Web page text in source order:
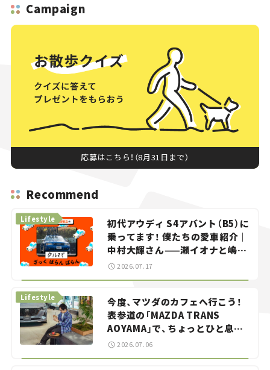
Campaign
応募はこちら！（8月31日まで）
Recommend
初代アウディ S4アバント（B5）に
乗ってます！ 僕たちの愛車紹介｜
中村大輝さん——瀬イオナと嶋田
智之の「クルマでざっくばらんば
Lifestyle
2026.07.17
今度、マツダのカフェへ行こう！
表参道の「MAZDA TRANS
AOYAMA」で、ちょっとひと息。
——連載｜CCGとクルマでどうす
る？＜第13回＞
Lifestyle
2026.07.06